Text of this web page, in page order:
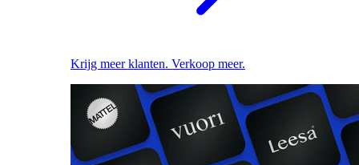
Krijg meer klanten. Verkoop meer.